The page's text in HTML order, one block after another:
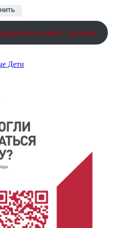
семей с детьми
Дети